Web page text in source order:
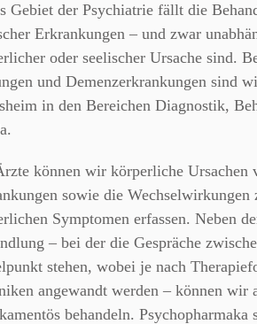
Gebiet der Psychiatrie fällt die
Erkrankungen – und zwar
oder seelischer Ursache sind.
und Demenzerkrankungen sind
in den Bereichen Diagnostik,
können wir körperliche Ursachen
sowie die Wechselwirkungen
Symptomen erfassen. Neben
– bei der die Gespräche
stehen, wobei je nach
angewandt werden – können wir
behandeln.